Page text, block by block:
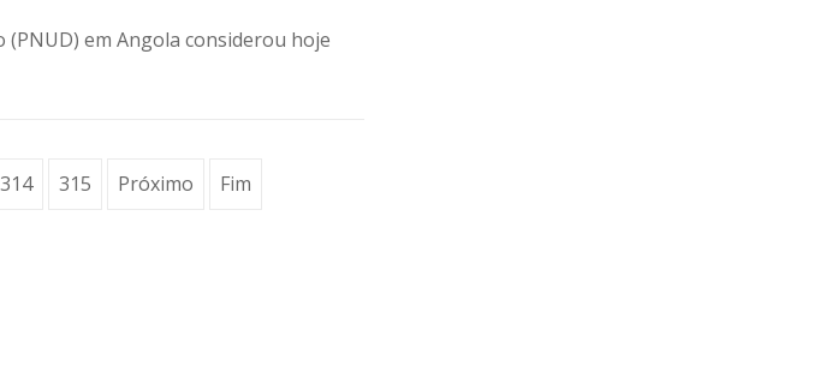
em Angola considerou hoje
314 315 Próximo Fim